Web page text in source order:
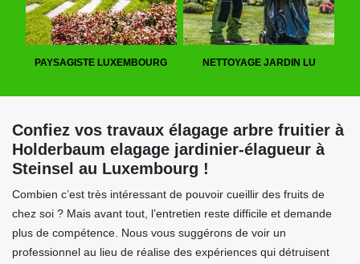
PAYSAGISTE LUXEMBOURG NETTOYAGE JARDIN LU
Confiez vos travaux élagage arbre fruitier à
Holderbaum elagage jardinier-élagueur à
Steinsel au Luxembourg !
Combien c’est très intéressant de pouvoir cueillir des fruits de
chez soi ? Mais avant tout, l’entretien reste difficile et demande
plus de compétence. Nous vous suggérons de voir un
professionnel au lieu de réalise des expériences qui détruisent